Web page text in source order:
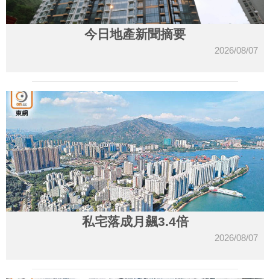
今日地產新聞摘要
2026/08/07
私宅落成月飆3.4倍
2026/08/07